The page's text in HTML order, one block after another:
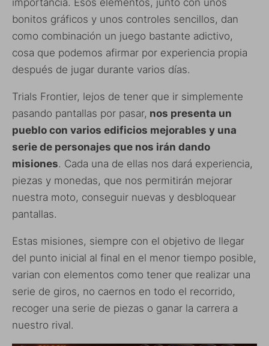
bonitos gráficos y unos controles sencillos, dan
como combinación un juego bastante adictivo,
cosa que podemos afirmar por experiencia propia
después de jugar durante varios días.
Trials Frontier, lejos de tener que ir simplemente
pasando pantallas por pasar, nos presenta un
pueblo con varios edificios mejorables y una
serie de personajes que nos irán dando
misiones. Cada una de ellas nos dará experiencia,
piezas y monedas, que nos permitirán mejorar
nuestra moto, conseguir nuevas y desbloquear
pantallas.
Estas misiones, siempre con el objetivo de llegar
del punto inicial al final en el menor tiempo posible,
varian con elementos como tener que realizar una
serie de giros, no caernos en todo el recorrido,
recoger una serie de piezas o ganar la carrera a
nuestro rival.